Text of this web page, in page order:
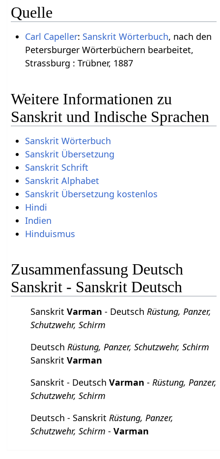
Quelle
Carl Capeller: Sanskrit Wörterbuch, nach den
Petersburger Wörterbüchern bearbeitet,
Strassburg : Trübner, 1887
Weitere Informationen zu
Sanskrit und Indische Sprachen
Sanskrit Wörterbuch
Sanskrit Übersetzung
Sanskrit Schrift
Sanskrit Alphabet
Sanskrit Übersetzung kostenlos
Hindi
Indien
Hinduismus
Zusammenfassung Deutsch
Sanskrit - Sanskrit Deutsch
SanskritVarman - Deutsch Rüstung, Panzer,
Schutzwehr, Schirm
Deutsch Rüstung, Panzer, Schutzwehr, Schirm
SanskritVarman
Sanskrit - DeutschVarman - Rüstung, Panzer,
Schutzwehr, Schirm
Deutsch - Sanskrit Rüstung, Panzer,
Schutzwehr, Schirm -Varman